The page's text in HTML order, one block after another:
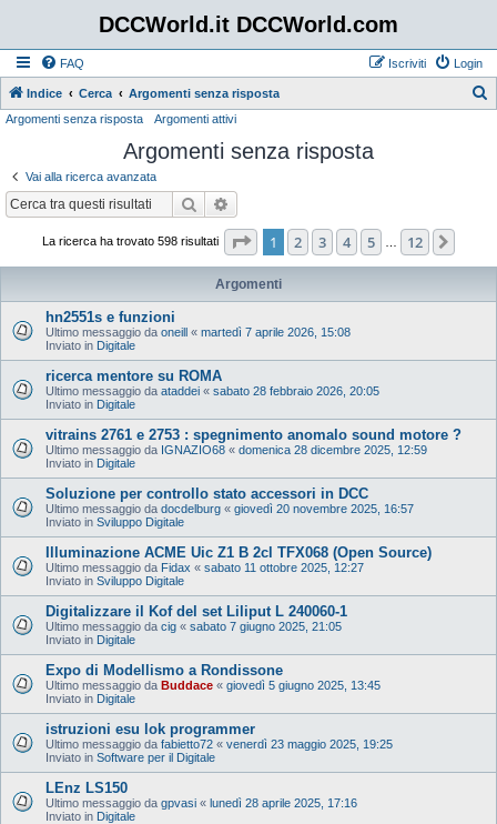
DCCWorld.it DCCWorld.com
FAQ Login
Iscriviti
Indice Cerca Argomenti senza risposta
Argomenti senza risposta Argomenti attivi
Argomenti senza risposta
Vai alla ricerca avanzata
Cerca
La ricerca ha trovato 598 risultati Pagina di 12
1 2 3 4 5 12
Argomenti
hn2551s e funzioni
Ultimo messaggio da oneill « martedì 7 aprile 2026, 15:08
Inviato in Digitale
ricerca mentore su ROMA
Ultimo messaggio da ataddei « sabato 28 febbraio 2026, 20:05
Inviato in Digitale
vitrains 2761 e 2753 : spegnimento anomalo sound motore ?
Ultimo messaggio da IGNAZIO68 « domenica 28 dicembre 2025, 12:59
Inviato in Digitale
Soluzione per controllo stato accessori in DCC
Ultimo messaggio da docdelburg « giovedì 20 novembre 2025, 16:57
Inviato in Sviluppo Digitale
Illuminazione ACME Uic Z1 B 2cl TFX068 (Open Source)
Ultimo messaggio da Fidax « sabato 11 ottobre 2025, 12:27
Inviato in Sviluppo Digitale
Digitalizzare il Kof del set Liliput L 240060-1
Ultimo messaggio da cig « sabato 7 giugno 2025, 21:05
Inviato in Digitale
Expo di Modellismo a Rondissone
Ultimo messaggio da Buddace « giovedì 5 giugno 2025, 13:45
Inviato in Digitale
istruzioni esu lok programmer
Ultimo messaggio da fabietto72 « venerdì 23 maggio 2025, 19:25
Inviato in Software per il Digitale
LEnz LS150
Ultimo messaggio da gpvasi « lunedì 28 aprile 2025, 17:16
Inviato in Digitale